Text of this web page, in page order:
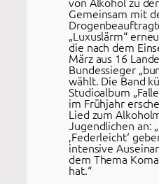
Gemeinsam mit
„Luxuslärm“
die nach dem
März aus 16
Bundessieger
wählt. Die Band
Studioalbum
im Frühjahr
Lied zum
Jugendlichen an:
‚Federleicht‘
intensive
dem Thema
hat.“